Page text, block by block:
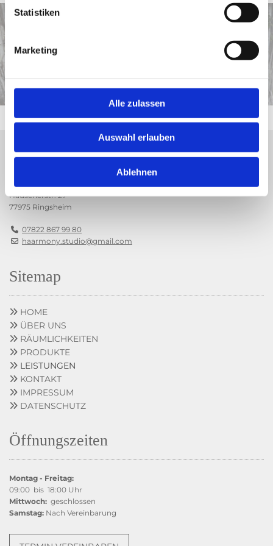
Statistiken
Marketing
Alle zulassen
Auswahl erlauben
Ablehnen
Rufen Sie uns an:

Haarmony Studio
Hausenerstr. 27
77975 Ringsheim
 07822 867 99 80
 haarmony.studio@gmail.com
Sitemap
 HOME
 ÜBER UNS
 RÄUMLICHKEITEN
 PRODUKTE
 LEISTUNGEN
 KONTAKT
 IMPRESSUM
 DATENSCHUTZ
Öffnungszeiten
Montag - Freitag:
09:00 bis 18:00 Uhr
Mittwoch: geschlossen
Samstag: Nach Vereinbarung